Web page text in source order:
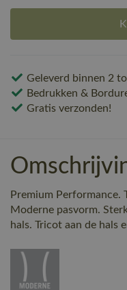
Geleverd binnen 2
Bedrukken &
Gratis verzonden!
Premium Performance.
Moderne pasvorm.
hals. Tricot aan de hals